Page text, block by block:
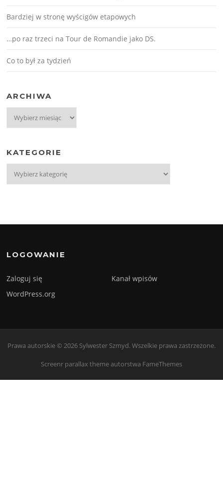
Bardziej w stronę wyścigów etapowych
…po raz trzeci na Tour de Romandie jako DS.
Co to był za tydzień
ARCHIWA
KATEGORIE
LOGOWANIE
Zaloguj się
Kanał wpisów
WordPress.org
Prawa autorskie © 2026 Sylwester Szmyd. Wszelkie prawa zastrzeżone.
Screenr parallax themeautorstwa FameThemes